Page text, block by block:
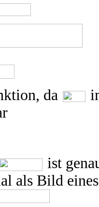
da
ist
als Bild eines